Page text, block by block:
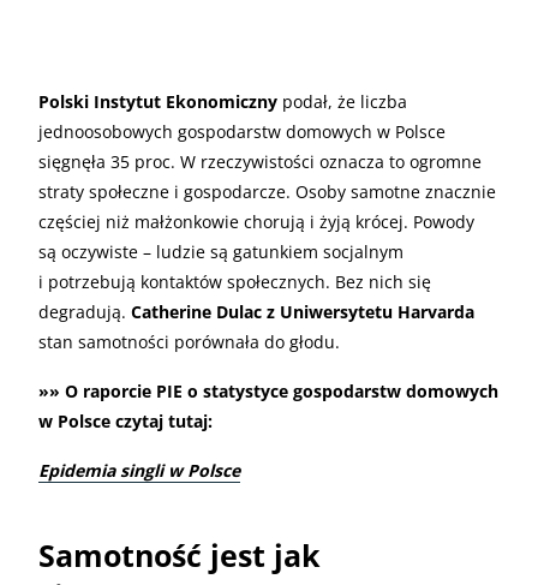
Polski Instytut Ekonomiczny podał, że liczba
jednoosobowych gospodarstw domowych w Polsce
sięgnęła 35 proc. W rzeczywistości oznacza to ogromne
straty społeczne i gospodarcze. Osoby samotne znacznie
częściej niż małżonkowie chorują i żyją krócej. Powody
są oczywiste – ludzie są gatunkiem socjalnym
i potrzebują kontaktów społecznych. Bez nich się
degradują. Catherine Dulac z Uniwersytetu Harvarda
stan samotności porównała do głodu.
»» O raporcie PIE o statystyce gospodarstw domowych
w Polsce czytaj tutaj:
Epidemia singli w Polsce
Samotność jest jak